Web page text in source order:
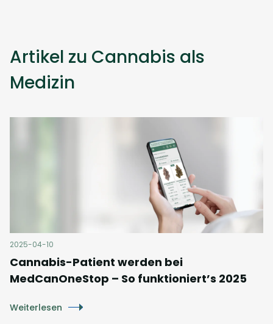
Artikel zu Cannabis als
Medizin
2025-04-10
Cannabis-Patient werden bei
MedCanOneStop – So funktioniert’s 2025
Weiterlesen